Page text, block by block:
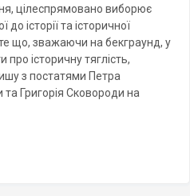
цілеспрямовано виборює
історії та історичної
що, зважаючи на бекграунд, у
історичну тяглість,
з постатями Петра
Григорія Сковороди на